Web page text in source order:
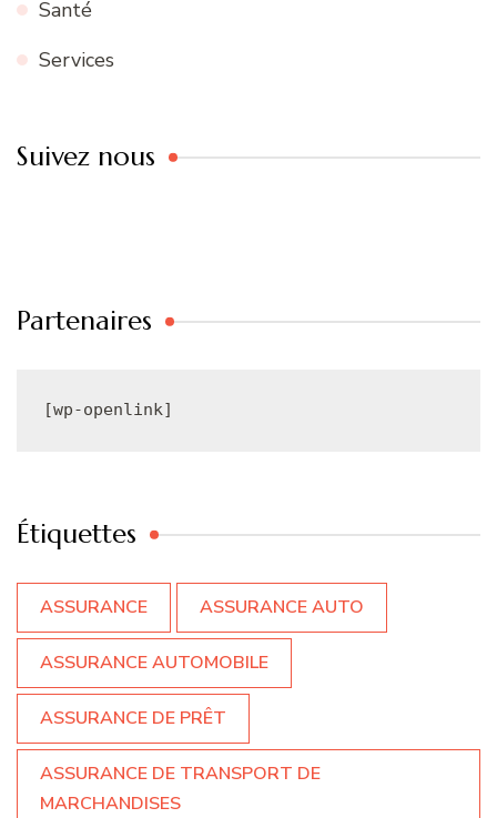
Santé
Services
Suivez nous
Partenaires
[wp-openlink]
Étiquettes
ASSURANCE ASSURANCE AUTO
ASSURANCE AUTOMOBILE
ASSURANCE DE PRÊT
ASSURANCE DE TRANSPORT DE
MARCHANDISES